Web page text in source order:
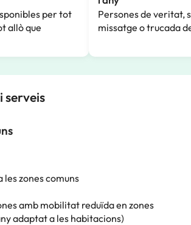
per tot
allò que
Persones de veritat,
missatge o trucada
serveis
zones comuns
amb mobilitat reduïda en zones
adaptat a les habitacions)